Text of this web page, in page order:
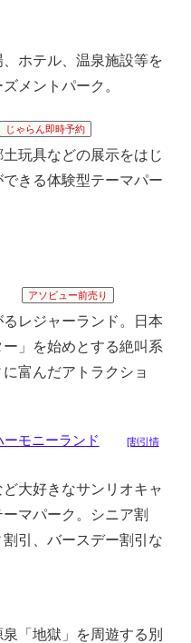
ホテル、温泉施設等を
メントパーク。
じゃらん即時予約
玩具などの展示をはじ
きる体験型テーマパー
アソビュー前売り
レジャーランド。日本
」を始めとする絶叫系
富んだアトラクショ
モニーランド [割引情
大好きなサンリオキャ
マパーク。シニア割
引、バースデー割引な
「地獄」を周遊する別